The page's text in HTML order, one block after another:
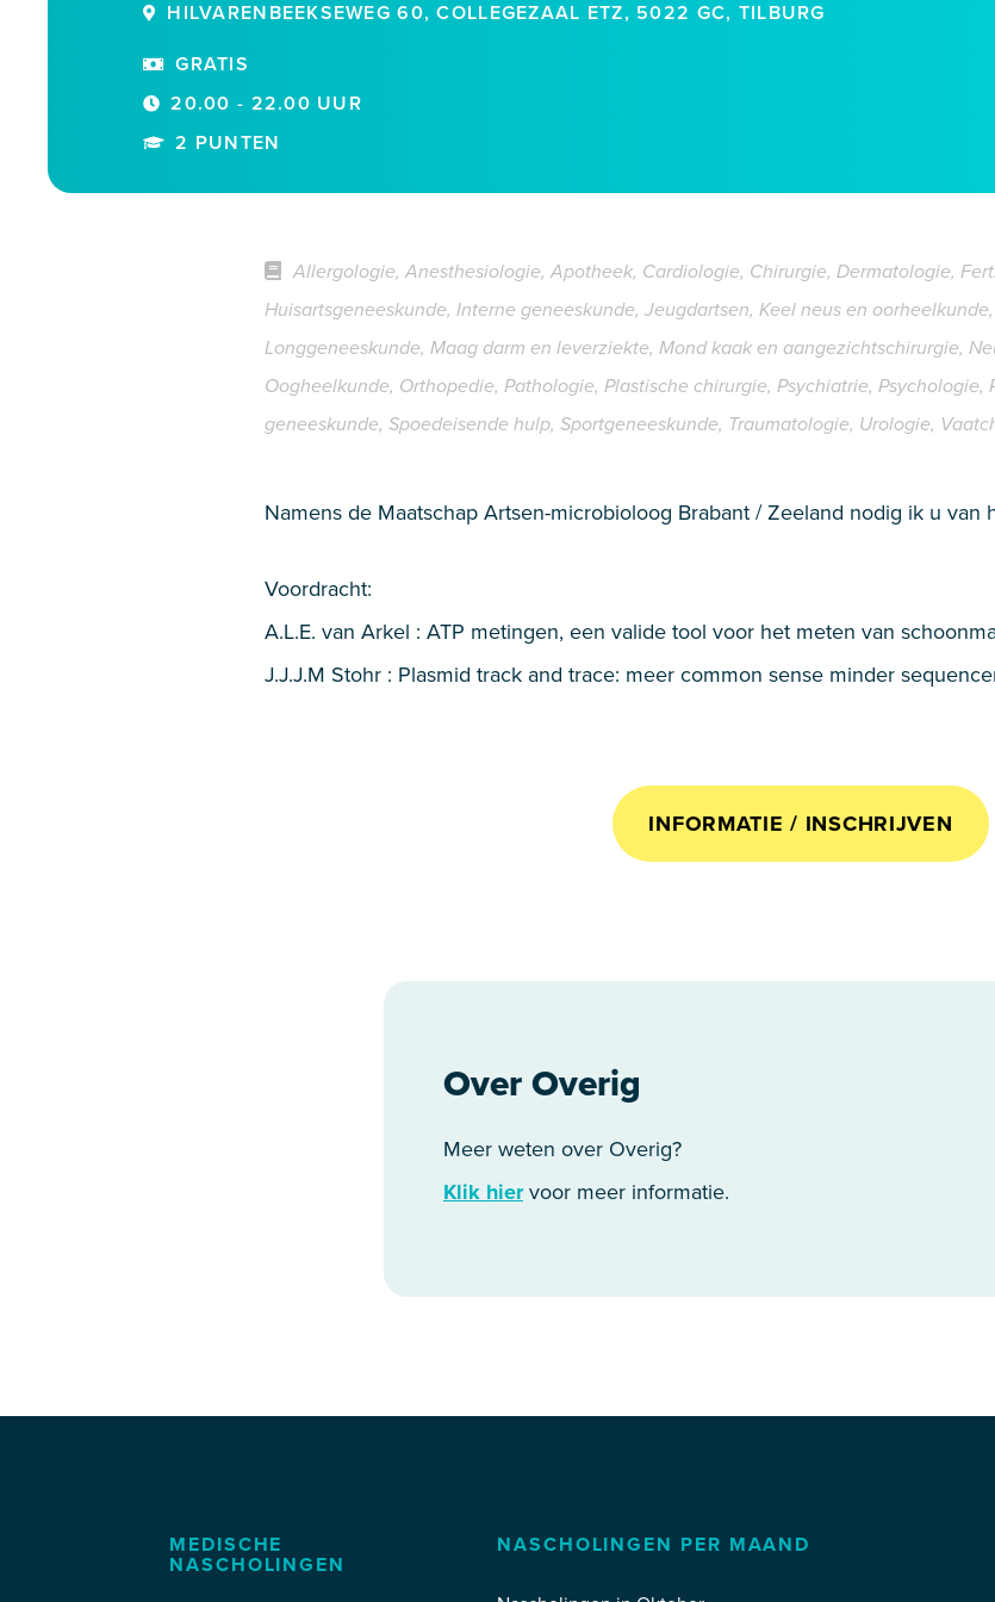
HILVARENBEEKSEWEG 60, COLLEGEZAAL ETZ, 5022 GC, TILBURG
GRATIS
20.00 - 22.00 UUR
2 PUNTEN
Allergologie, Anesthesiologie, Apotheek, Cardiologie, Chirurgie, Dermatologie,
Huisartsgeneeskunde, Interne geneeskunde, Jeugdartsen, Keel neus en
Longgeneeskunde, Maag darm en leverziekte, Mond kaak en aangezichtschirurgie,
Oogheelkunde, Orthopedie, Pathologie, Plastische chirurgie, Psychiatrie,
geneeskunde, Spoedeisende hulp, Sportgeneeskunde, Traumatologie, Urologie,
Namens de Maatschap Artsen-microbioloog Brabant / Zeeland nodig ik u van
Voordracht:
A.L.E. van Arkel : ATP metingen, een valide tool voor het meten van
J.J.J.M Stohr : Plasmid track and trace: meer common sense minder
INFORMATIE / INSCHRIJVEN
Over Overig
Meer weten over Overig?
Klik hiervoor meer informatie.
MEDISCHE
NASCHOLINGEN
NASCHOLINGEN PER MAAND